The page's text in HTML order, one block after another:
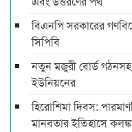
বিএনপি সরকারের
সিপিবি
নতুন মজুরী বোর্ড গঠনসহ
ইউনিয়নের
হিরোশিমা দিবস:
মানবতার ইতিহাসে